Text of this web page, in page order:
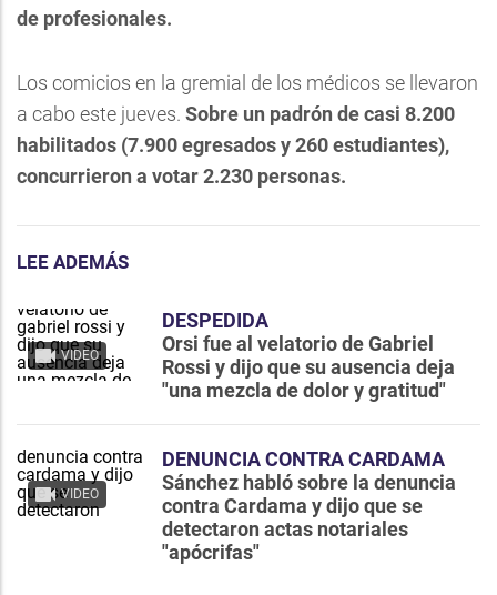
de profesionales.
Los comicios en la gremial de los médicos se llevaron
a cabo este jueves. Sobre un padrón de casi 8.200
habilitados (7.900 egresados y 260 estudiantes),
concurrieron a votar 2.230 personas.
LEE ADEMÁS
VIDEO
DESPEDIDA
Orsi fue al velatorio de Gabriel
Rossi y dijo que su ausencia deja
"una mezcla de dolor y gratitud"
VIDEO
DENUNCIA CONTRA CARDAMA
Sánchez habló sobre la denuncia
contra Cardama y dijo que se
detectaron actas notariales
"apócrifas"